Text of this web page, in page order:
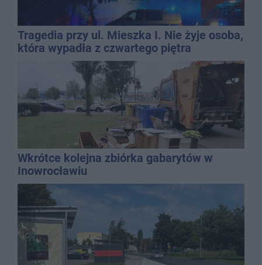
Tragedia przy ul. Mieszka I. Nie żyje osoba,
która wypadła z czwartego piętra
Wkrótce kolejna zbiórka gabarytów w
Inowrocławiu